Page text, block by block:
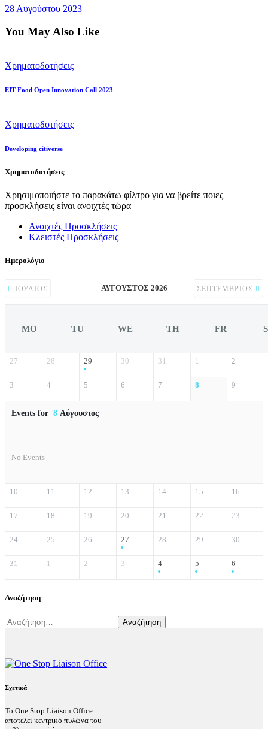
28 Αυγούστου 2023
You May Also Like
Χρηματοδοτήσεις
EIT Food Open Innovation Call 2023
Χρηματοδοτήσεις
Developing citiverse
Χρηματοδοτήσεις
Χρησιμοποιήστε το παρακάτω φίλτρο για να βρείτε ποιες
προσκλήσεις είναι ανοιχτές τώρα
Ανοιχτές Προσκλήσεις
Κλειστές Προσκλήσεις
Ημερολόγιο
ΙΟΎΛΙΟΣ ΑΎΓΟΥΣΤΟΣ 2026 ΣΕΠΤΈΜΒΡΙΟΣ
MO TU WE TH FR
27 28 29 30 31 1 2
3 4 5 6 7 8 9
Events for 8 Αύγουστος
No Events
10 11 12 13 14 15 16
17 18 19 20 21 22 23
24 25 26 27 28 29 30
31 1 2 3 4 5 6
Αναζήτηση
Αναζήτηση
για:
Σχετικά
Το One Stop Liaison Office
αποτελεί κεντρικό πυλώνα του